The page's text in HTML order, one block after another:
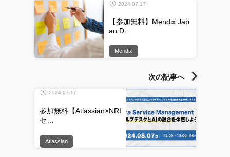
2024.07.17
【参加無料】Mendix Jap
an D…
Mendix
次の記事へ
2024.07.17
参加無料【Atlassian×NRI
セ…
Atlassian